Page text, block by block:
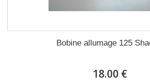
Bobine allumage 125
18.00 €